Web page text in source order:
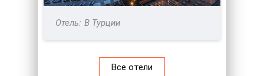
В Турции
Все отели